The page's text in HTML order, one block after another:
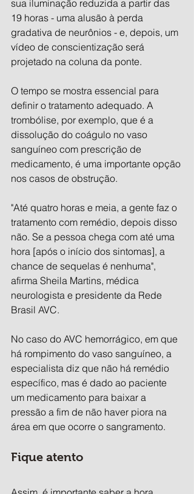
sua iluminação reduzida a partir das
19 horas - uma alusão à perda
gradativa de neurônios - e, depois, um
vídeo de conscientização será
projetado na coluna da ponte.
O tempo se mostra essencial para
definir o tratamento adequado. A
trombólise, por exemplo, que é a
dissolução do coágulo no vaso
sanguíneo com prescrição de
medicamento, é uma importante opção
nos casos de obstrução.
"Até quatro horas e meia, a gente faz o
tratamento com remédio, depois disso
não. Se a pessoa chega com até uma
hora [após o início dos sintomas], a
chance de sequelas é nenhuma",
afirma Sheila Martins, médica
neurologista e presidente da Rede
Brasil AVC.
No caso do AVC hemorrágico, em que
há rompimento do vaso sanguíneo, a
especialista diz que não há remédio
específico, mas é dado ao paciente
um medicamento para baixar a
pressão a fim de não haver piora na
área em que ocorre o sangramento.
Fique atento